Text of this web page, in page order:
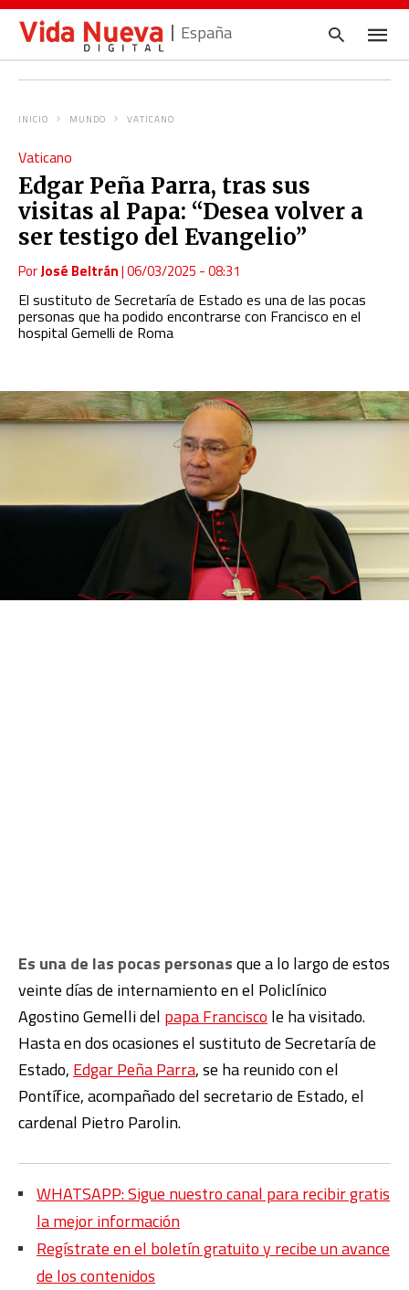
España
INICIO MUNDO VATICANO
Vaticano
Edgar Peña Parra, tras sus
visitas al Papa: “Desea volver a
ser testigo del Evangelio”
PorJosé Beltrán|06/03/2025 - 08:31
El sustituto de Secretaría de Estado es una de las pocas
personas que ha podido encontrarse con Francisco en el
hospital Gemelli de Roma
Es una de las pocas personasque a lo largo de estos
veinte días de internamiento en el Policlínico
Agostino Gemelli del papa Francisco le ha visitado.
Hasta en dos ocasiones el sustituto de Secretaría de
Estado, Edgar Peña Parra, se ha reunido con el
Pontífice, acompañado del secretario de Estado, el
cardenal Pietro Parolin.
WHATSAPP: Sigue nuestro canal para recibir gratis
la mejor información
Regístrate en el boletín gratuito y recibe un avance
de los contenidos